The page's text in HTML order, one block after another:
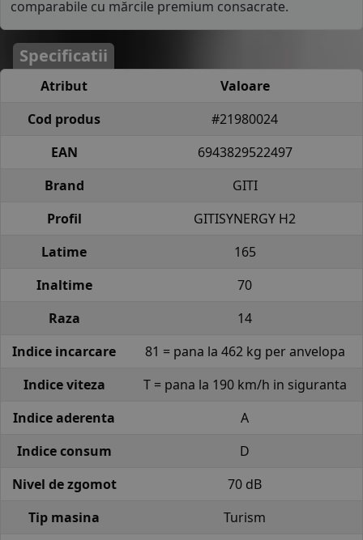
comparabile cu mărcile premium consacrate.
Specificatii
Atribut
Valoare
Cod produs
#21980024
EAN
6943829522497
Brand
GITI
Profil
GITISYNERGY H2
Latime
165
Inaltime
70
Raza
14
Indice incarcare
81 = pana la 462 kg per anvelopa
Indice viteza
T = pana la 190 km/h in siguranta
Indice aderenta
A
Indice consum
D
Nivel de zgomot
70 dB
Tip masina
Turism